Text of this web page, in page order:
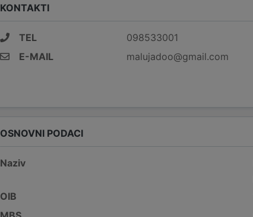
KONTAKTI
TEL
098533001
E-MAIL
malujadoo@gmail.com
OSNOVNI PODACI
Naziv
OIB